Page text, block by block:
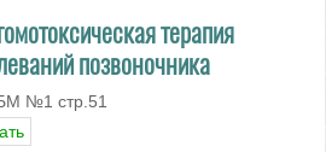
терапия
позвоночника
№1 стр.51